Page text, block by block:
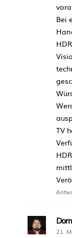
Bei
TV
21.